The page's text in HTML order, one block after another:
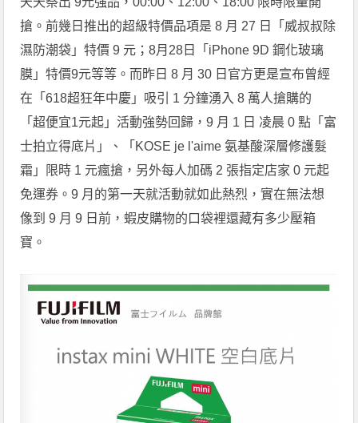
搶。前幾日推出的超級特價品項是 8 月 27 日「威叔叔除
濕防潮袋」特價 9 元；8月28日「iPhone 9D 鋼化玻璃
膜」特價9元等等。而昨日 8 月 30 日官方更是宣布曾經
在「618超狂年中慶」吸引 1 分鐘湧入 8 萬人搶購的
「超便宜1元起」活動強勢回歸，9 月 1 日 凌晨 0 點「富
士拍立得底片」、「KOSE je l'aime 氨基酸深層修護髮
霜」限時 1 元瘋搶，另外每人加碼 2 張指定店家 0 元起
免運券。9 月的第一天就活動就如此熱烈，實在無法想
像到 9 月 9 日前，蝦皮購物的口袋裡還藏有多少壓箱
寶。